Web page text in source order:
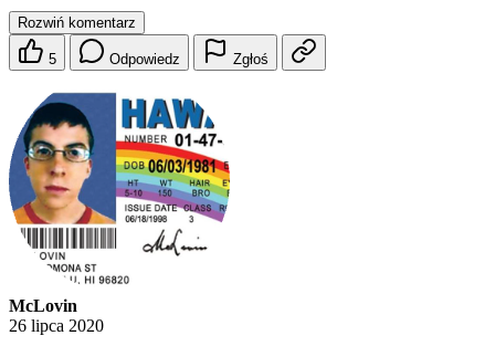
Rozwiń komentarz
5 Odpowiedz Zgłoś
McLovin
26 lipca 2020